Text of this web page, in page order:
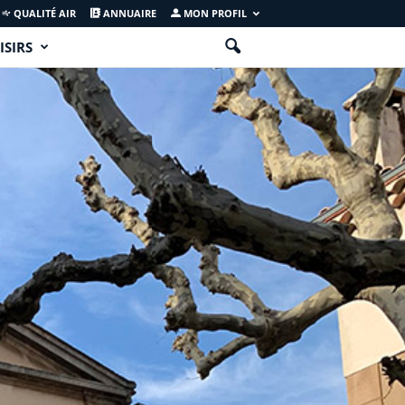
QUALITÉ AIR ANNUAIRE MON PROFIL